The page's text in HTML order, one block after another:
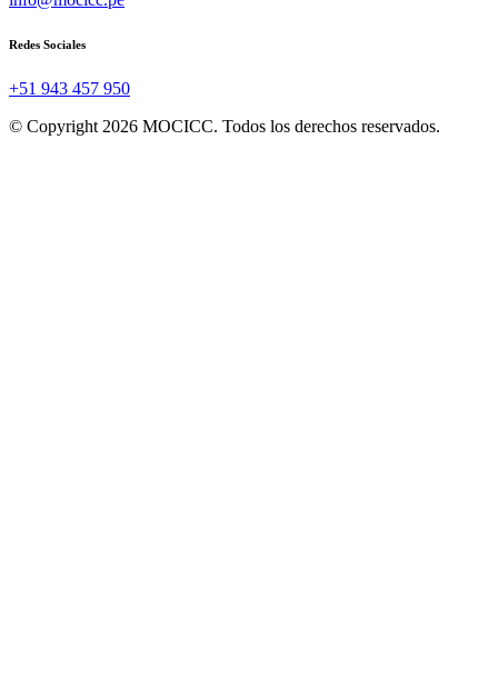
Redes Sociales
+51 943 457 950
© Copyright 2026 MOCICC. Todos los derechos reservados.